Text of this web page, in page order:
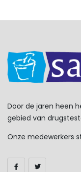
Door de jaren heen
gebied van
Onze medewerkers